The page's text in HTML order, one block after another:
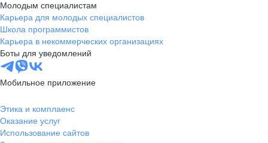
Молодым специалистам
Карьера для молодых специалистов
Школа программистов
Карьера в некоммерческих организациях
Боты для уведомлений
Мобильное приложение
Этика и комплаенс
Оказание услуг
Использование сайтов